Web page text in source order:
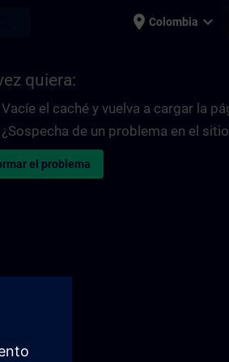
place Colombia expand_more
quiera:
Vacíe el caché y vuelva a cargar la
¿Sospecha de un problema en el
el problema